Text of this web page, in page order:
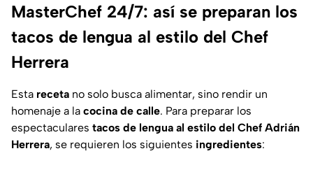
MasterChef 24/7: así se preparan los
tacos de lengua al estilo del Chef
Herrera
Esta receta no solo busca alimentar, sino rendir un
homenaje a la cocina de calle. Para preparar los
espectaculares tacos de lengua al estilo del Chef Adrián
Herrera, se requieren los siguientes ingredientes: